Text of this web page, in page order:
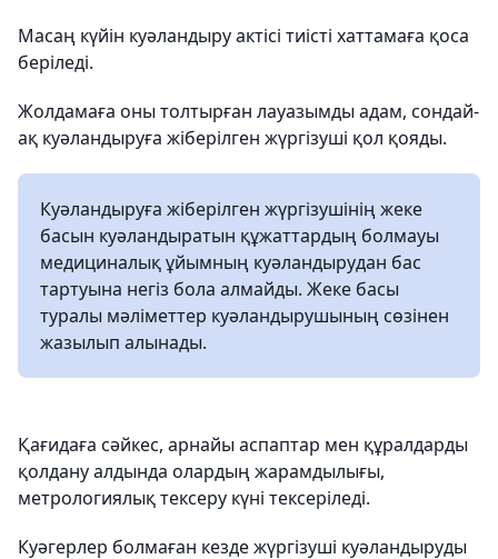
Масаң күйін куәландыру актісі тиісті хаттамаға қоса
беріледі.
Жолдамаға оны толтырған лауазымды адам, сондай-
ақ куәландыруға жiберілген жүргізуші қол қояды.
Куәландыруға жiберiлген жүргізушінің жеке
басын куәландыратын құжаттардың болмауы
медициналық ұйымның куәландырудан бас
тартуына негiз бола алмайды. Жеке басы
туралы мәлiметтер куәландырушының сөзiнен
жазылып алынады.
Қағидаға сәйкес, арнайы аспаптар мен құралдарды
қолдану алдында олардың жарамдылығы,
метрологиялық тексеру күнi тексерiледi.
Куәгерлер болмаған кезде жүргізуші куәландыруды